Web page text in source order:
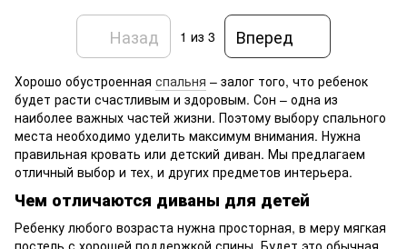
Назад 1 из 3 Вперед
Хорошо обустроенная спальня – залог того, что ребенок
будет расти счастливым и здоровым. Сон – одна из
наиболее важных частей жизни. Поэтому выбору спального
места необходимо уделить максимум внимания. Нужна
правильная кровать или детский диван. Мы предлагаем
отличный выбор и тех, и других предметов интерьера.
Чем отличаются диваны для детей
Ребенку любого возраста нужна просторная, в меру мягкая
постель с хорошей поддержкой спины. Будет это обычная